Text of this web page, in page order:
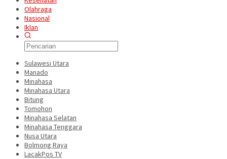
Olahraga
Nasional
Iklan
Sulawesi Utara
Manado
Minahasa
Minahasa Utara
Bitung
Tomohon
Minahasa Selatan
Minahasa Tenggara
Nusa Utara
Bolmong Raya
LacakPos TV